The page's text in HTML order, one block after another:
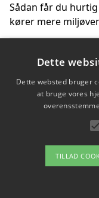
Sådan får du
kører mere
GentofteDette
Dette websted bruger
at bruge vores
TILLAD